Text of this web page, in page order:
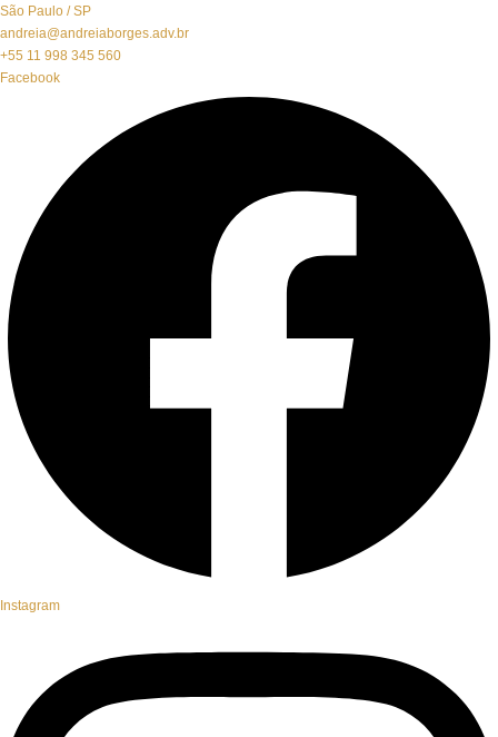
São Paulo / SP
andreia@andreiaborges.adv.br
+55 11 998 345 560
Facebook
Instagram